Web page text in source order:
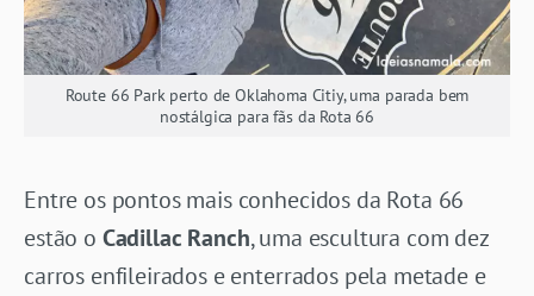
Route 66 Park perto de Oklahoma Citiy, uma parada bem
nostálgica para fãs da Rota 66
Entre os pontos mais conhecidos da Rota 66
estão o Cadillac Ranch, uma escultura com dez
carros enfileirados e enterrados pela metade e